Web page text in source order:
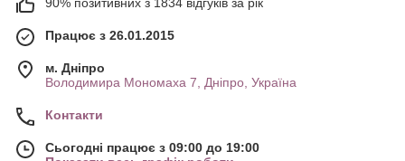
Працює з 26.01.2015
м. Дніпро
Володимира Мономаха 7, Дніпро, Україна
Контакти
Сьогодні працює з 09:00 до 19:00